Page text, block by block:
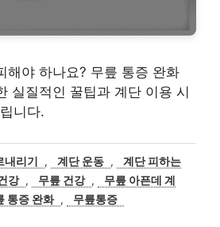
해야 하나요? 무릎 통증 완화
실질적인 꿀팁과 계단 이용 시
니다.
리기 , 계단 운동 ,
계단 피하는
강 , 무릎 건강 ,
무릎 아픈데 계
통증 완화 , 무릎통증